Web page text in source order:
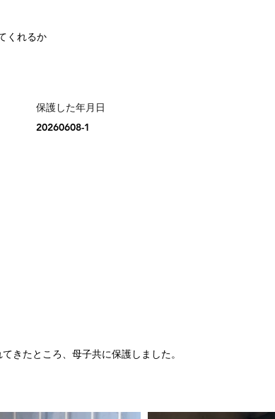
くれるか
保護した年月日
20260608-1
きたところ、母子共に保護しました。